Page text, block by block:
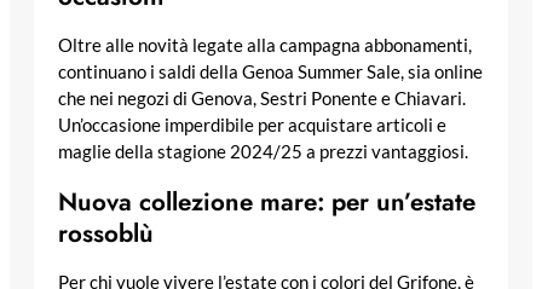
Oltre alle novità legate alla campagna abbonamenti,
continuano i saldi della Genoa Summer Sale, sia online
che nei negozi di Genova, Sestri Ponente e Chiavari.
Un’occasione imperdibile per acquistare articoli e
maglie della stagione 2024/25 a prezzi vantaggiosi.
Nuova collezione mare: per un’estate
rossoblù
Per chi vuole vivere l’estate con i colori del Grifone, è